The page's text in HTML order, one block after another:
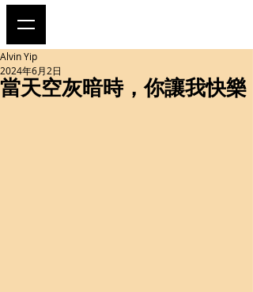
當天空灰暗時，你讓我快樂
Alvin Yip
2024年6月2日